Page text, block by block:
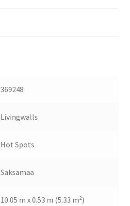
369248
Livingwalls
Hot Spots
Saksamaa
10.05 m x 0.53 m (5.33 m²)